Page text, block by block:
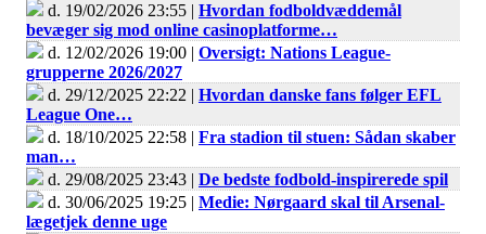
d. 19/02/2026 23:55 | Hvordan fodboldvæddemål
bevæger sig mod online casinoplatforme…
d. 12/02/2026 19:00 | Oversigt: Nations League-
grupperne 2026/2027
d. 29/12/2025 22:22 | Hvordan danske fans følger EFL
League One…
d. 18/10/2025 22:58 | Fra stadion til stuen: Sådan skaber
man…
d. 29/08/2025 23:43 | De bedste fodbold-inspirerede spil
d. 30/06/2025 19:25 | Medie: Nørgaard skal til Arsenal-
lægetjek denne uge